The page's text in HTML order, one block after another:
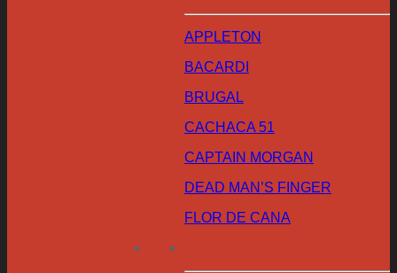
APPLETON
BACARDI
BRUGAL
CACHACA 51
CAPTAIN MORGAN
DEAD MAN’S FINGER
FLOR DE CANA